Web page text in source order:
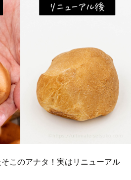
このアナタ！実はリニューアル